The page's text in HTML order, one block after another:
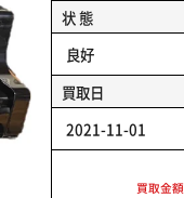
状 態
良好
買取日
2021-11-01
買取金額